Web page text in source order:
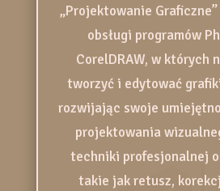
„Projektowanie
obsługi programów
CorelDRAW, w których
tworzyć i edytować
rozwijając swoje
projektowania
techniki profesjonalnej
takie jak retusz,